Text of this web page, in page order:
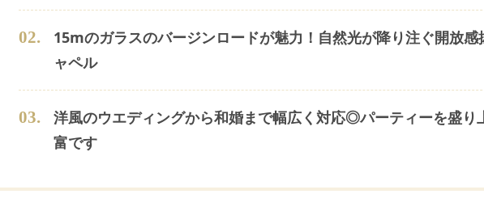
02.
15mのガラスのバージンロードが魅力！自然光が降り注ぐ開放感
ャペル
03.
洋風のウエディングから和婚まで幅広く対応◎パーティーを盛り
富です